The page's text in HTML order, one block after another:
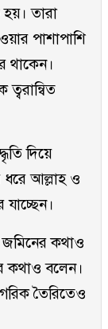
তারা
পাশাপাশি
থাকেন।
দিয়ে
ধরে আল্লাহ ও
কথাও
কথাও বলেন।
তৈরিতেও